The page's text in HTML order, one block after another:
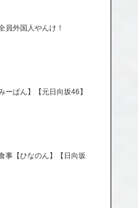
員外国人やんけ！
ーぱん】【元日向坂46】
事【ひなのん】【日向坂